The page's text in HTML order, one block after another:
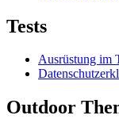
Tests
Ausrüstung im
Outdoor